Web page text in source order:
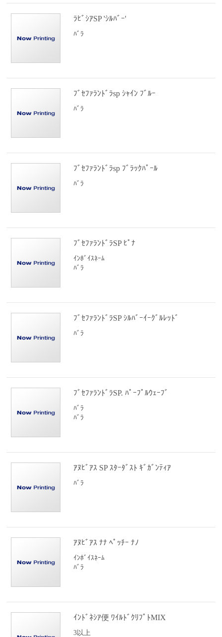
ﾗﾋﾞｼｱSP 'ｼﾙﾊﾞｰ'
ﾊﾞﾗ
ﾌﾞｾﾌｧﾗﾝﾄﾞﾗsp ｼｬｲﾝ ﾌﾞﾙｰ
ﾊﾞﾗ
ﾌﾞｾﾌｧﾗﾝﾄﾞﾗsp ﾌﾞﾗｯｸﾊﾟｰﾙ
ﾊﾞﾗ
ﾌﾞｾﾌｧﾗﾝﾄﾞﾗSP ﾋﾟﾅ
ｲﾝﾎﾞｲｽﾈｰﾑ
ﾊﾞﾗ
ﾌﾞｾﾌｧﾗﾝﾄﾞﾗSP ｼﾙﾊﾞｰｲｰｸﾞﾙﾚｯﾄﾞ
ﾊﾞﾗ
ﾌﾞｾﾌｧﾗﾝﾄﾞﾗSP. ﾊﾟｰﾌﾟﾙｳｪｰﾌﾞ
ﾊﾞﾗ
ﾊﾞﾗ
ｱﾇﾋﾞｱｽ SP ｽﾀｰﾀﾞｽﾄ ｷﾞｶﾞﾝﾃｨｱ
ﾊﾞﾗ
ｱﾇﾋﾞｱｽ ﾅﾅ ﾍﾟｯﾁｰ ﾅﾉ
ｲﾝﾎﾞｲｽﾈｰﾑ
ﾊﾞﾗ
ｲﾝﾄﾞﾈｼｱ便 ﾜｲﾙﾄﾞｸﾘﾌﾟﾄMIX
3以上